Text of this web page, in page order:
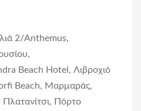
2/Anthemus,
Beach Hotel, Λιβροχιό
Beach, Μαρμαράς,
Πόρτο